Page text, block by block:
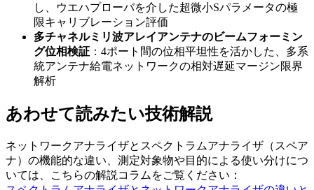
し、ウエハプローバを介した超微小Sパラメータの極
限キャリブレーション評価
多チャネルミリ波アレイアンテナのビームフォーミン
グ位相検証 ：4ポート間の位相平坦性を活かした、多系
統アンテナ給電ネットワークの相対遅延マージン限界
解析
あわせて読みたい技術解説
ネットワークアナライザとスペクトラムアナライザ（スペア
ナ）の機能的な違い、測定対象物や目的による使い分けにつ
いては、こちらの解説コラムをご覧ください：